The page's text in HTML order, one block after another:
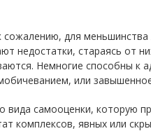
сожалению, для
недостатки, стараясь от
Немногие способны к
или
вида самооценки, которую
комплексов, явных или